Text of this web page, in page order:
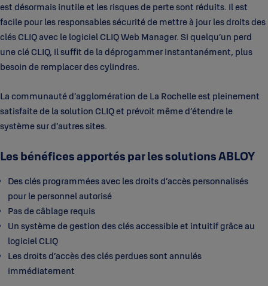
est désormais inutile et les risques de perte sont réduits. Il est
facile pour les responsables sécurité de mettre à jour les droits des
clés CLIQ avec le logiciel CLIQ Web Manager. Si quelqu’un perd
une clé CLIQ, il suffit de la déprogammer instantanément, plus
besoin de remplacer des cylindres.
La communauté d’agglomération de La Rochelle est pleinement
satisfaite de la solution CLIQ et prévoit même d’étendre le
système sur d’autres sites.
Les bénéfices apportés par les solutions ABLOY
Des clés programmées avec les droits d’accès personnalisés
pour le personnel autorisé
Pas de câblage requis
Un système de gestion des clés accessible et intuitif grâce au
logiciel CLIQ
Les droits d’accès des clés perdues sont annulés
immédiatement